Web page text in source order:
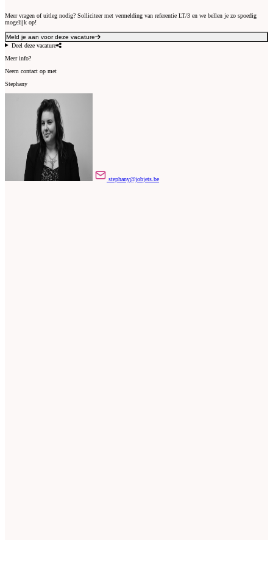
Meer vragen of uitleg nodig? Solliciteer met vermelding van referentie LT/3 en we bellen je zo spoedig
mogelijk op!
Meld je aan voor deze vacature
Deel deze vacature
Meer info?
Neem contact op met
Stephany
stephany@jobjets.be